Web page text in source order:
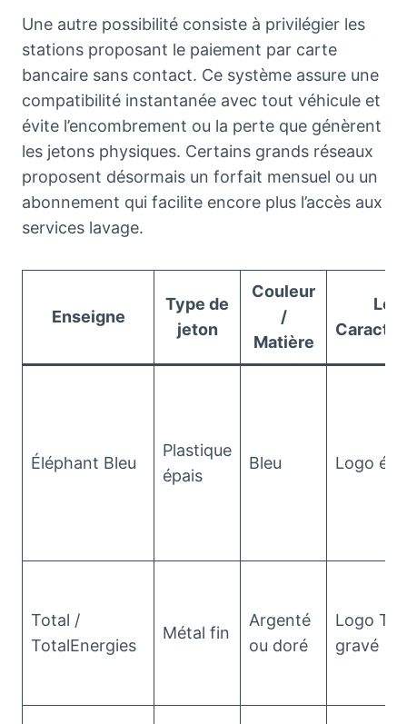
Une autre possibilité consiste à privilégier les
stations proposant le paiement par carte
bancaire sans contact. Ce système assure une
compatibilité instantanée avec tout véhicule et
évite l’encombrement ou la perte que génèrent
les jetons physiques. Certains grands réseaux
proposent désormais un forfait mensuel ou un
abonnement qui facilite encore plus l’accès aux
services lavage.
Enseigne
Type de
jeton
Couleur
/
Matière
Éléphant Bleu
Plastique
épais
Bleu Logo
Total /
TotalEnergies
Métal fin
Argenté
ou doré
Logo
gravé